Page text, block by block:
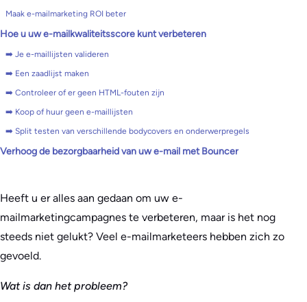
Maak e-mailmarketing ROI beter
Hoe u uw e-mailkwaliteitsscore kunt verbeteren
➡️ Je e-maillijsten valideren
➡️ Een zaadlijst maken
➡️ Controleer of er geen HTML-fouten zijn
➡️ Koop of huur geen e-maillijsten
➡️ Split testen van verschillende bodycovers en onderwerpregels
Verhoog de bezorgbaarheid van uw e-mail met Bouncer
Heeft u er alles aan gedaan om uw e-
mailmarketingcampagnes te verbeteren, maar is het nog
steeds niet gelukt? Veel e-mailmarketeers hebben zich zo
gevoeld.
Wat is dan het probleem?